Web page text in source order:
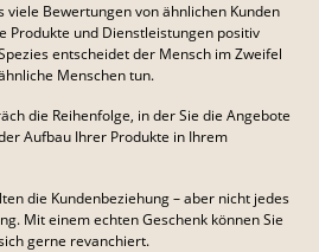
viele Bewertungen von ähnlichen Kunden
Produkte und Dienstleistungen positiv
entscheidet der Mensch im Zweifel
Menschen tun.
die Reihenfolge, in der Sie die Angebote
Aufbau Ihrer Produkte in Ihrem
die Kundenbeziehung – aber nicht jedes
Mit einem echten Geschenk können Sie
gerne revanchiert.